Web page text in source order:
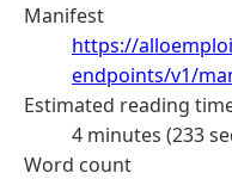
Manifest
https://
endpoints/v1/
Estimated reading
4 minutes (233
Word count